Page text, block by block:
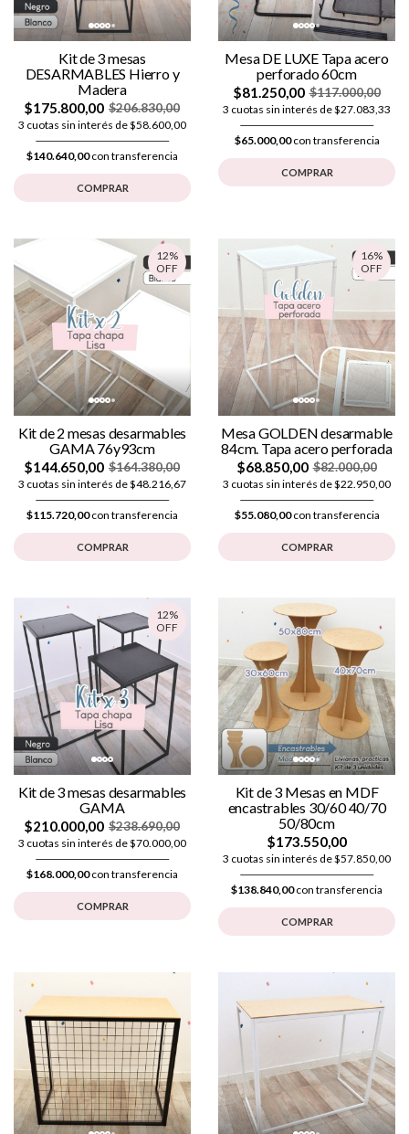
Kit de 3 mesas
DESARMABLES Hierro y
Madera
$175.800,00 $206.830,00
3 cuotas sin interés de $58.600,00
$140.640,00con transferencia
COMPRAR
Mesa DE LUXE Tapa acero
perforado 60cm
$81.250,00 $117.000,00
3 cuotas sin interés de $27.083,33
$65.000,00con transferencia
COMPRAR
12%
OFF
Kit de 2 mesas desarmables
GAMA 76y93cm
$144.650,00 $164.380,00
3 cuotas sin interés de $48.216,67
$115.720,00con transferencia
COMPRAR
16%
OFF
Mesa GOLDEN desarmable
84cm. Tapa acero perforada
$68.850,00 $82.000,00
3 cuotas sin interés de $22.950,00
$55.080,00con transferencia
COMPRAR
12%
OFF
Kit de 3 mesas desarmables
GAMA
$210.000,00 $238.690,00
3 cuotas sin interés de $70.000,00
$168.000,00con transferencia
COMPRAR
Kit de 3 Mesas en MDF
encastrables 30/60 40/70
50/80cm
$173.550,00
3 cuotas sin interés de $57.850,00
$138.840,00con transferencia
COMPRAR